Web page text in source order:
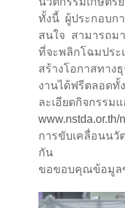
ทั้งนี้ ผู้ประกอบก
สนใจ สามารถม
ที่จะพลิกโฉมประ
สร้างโอกาสทาง
งานได้ฟรีตลอดทั้
ละเอียดกิจกรรม
www.nstda.or.th/
การขับเคลื่อนนวั
กัน
ขอขอบคุณข้อมูล